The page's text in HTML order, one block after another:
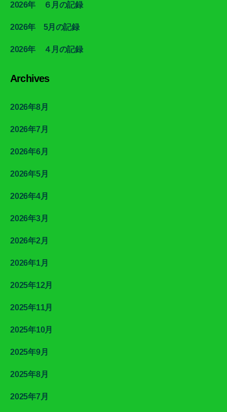
2026年 ６月の記録
2026年 5月の記録
2026年 ４月の記録
Archives
2026年8月
2026年7月
2026年6月
2026年5月
2026年4月
2026年3月
2026年2月
2026年1月
2025年12月
2025年11月
2025年10月
2025年9月
2025年8月
2025年7月